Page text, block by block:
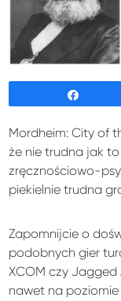
Mordheim: City of
że nie trudna jak
zręcznościowo-
piekielnie trudna
Zapomnijcie o
podobnych gier
XCOM czy Jagged
nawet na poziomie